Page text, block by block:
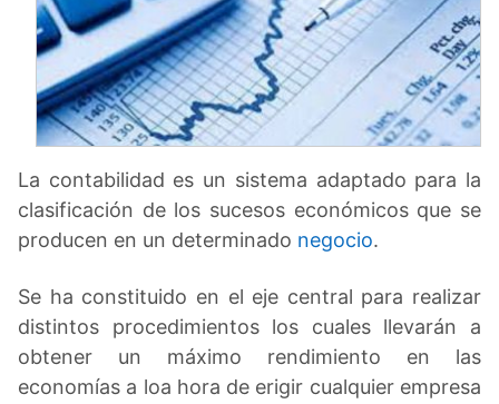
La contabilidad es un sistema adaptado para la
clasificación de los sucesos económicos que se
producen en un determinado negocio.
Se ha constituido en el eje central para realizar
distintos procedimientos los cuales llevarán a
obtener un máximo rendimiento en las
economías a loa hora de erigir cualquier empresa